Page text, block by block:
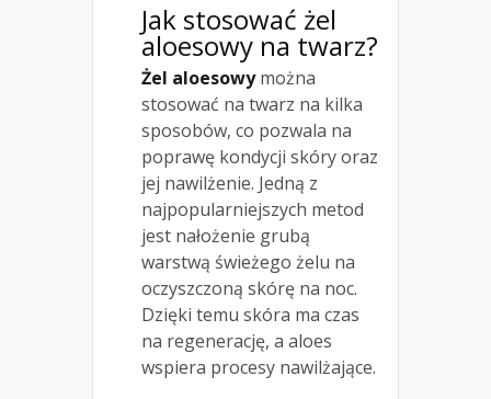
Jak stosować żel
aloesowy na twarz?
Żel aloesowymożna
stosować na twarz na kilka
sposobów, co pozwala na
poprawę kondycji skóry oraz
jej nawilżenie. Jedną z
najpopularniejszych metod
jest nałożenie grubą
warstwą świeżego żelu na
oczyszczoną skórę na noc.
Dzięki temu skóra ma czas
na regenerację, a aloes
wspiera procesy nawilżające.